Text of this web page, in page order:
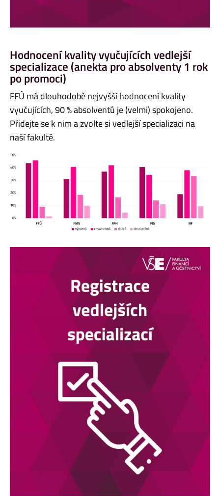
Hodnocení kvality vyučujících vedlejší
specializace (anekta pro absolventy 1 rok
po promoci)
FFÚ má dlouhodobě nejvyšší hodnocení kvality
vyučujících, 90 % absolventů je (velmi) spokojeno.
Přidejte se k nim a zvolte si vedlejší specializaci na
naší fakultě.